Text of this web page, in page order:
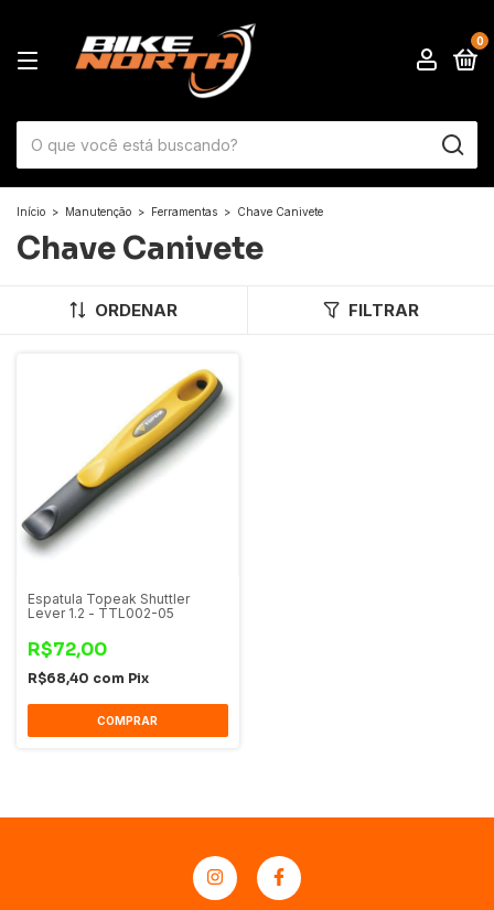
0
Início > Manutenção > Ferramentas > Chave Canivete
Chave Canivete
ORDENAR FILTRAR
Espatula Topeak Shuttler
Lever 1.2 - TTL002-05
R$72,00
R$68,40 com Pix
COMPRAR